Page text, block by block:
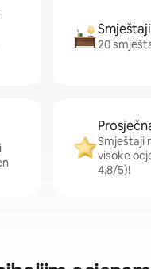
20
Smještaji
visoke
4,8/5)!